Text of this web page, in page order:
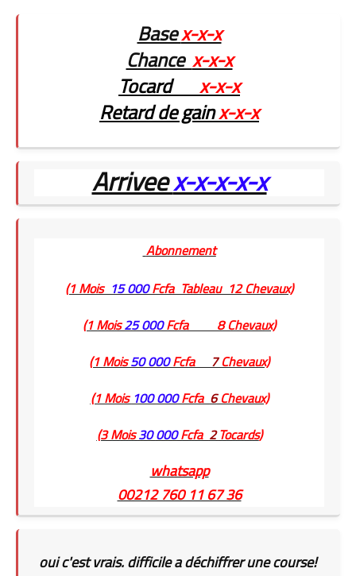
Basex-x-x
Chancex-x-x
Tocard x-x-x
Retard de gainx-x-x
Arriveex-x-x-x-x
Abonnement
(1 Mois15000Fcfa Tableau12Chevaux)
(1 Mois25000Fcfa8Chevaux)
(1 Mois50000Fcfa7Chevaux)
(1 Mois100000Fcfa6Chevaux)
(3 Mois30000Fcfa2Tocards)
whatsapp
00212 760 11 67 36
oui c'est vrais. difficile a déchiffrer une course!